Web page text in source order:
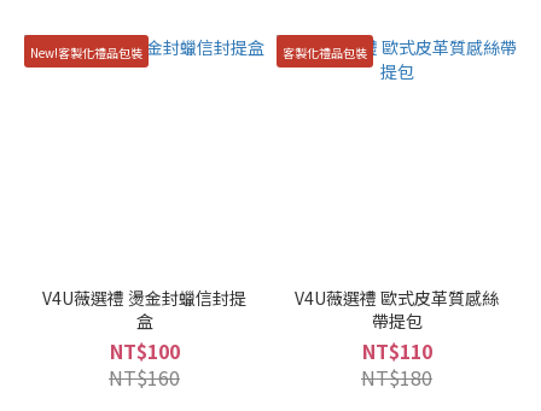
New!客製化禮品包裝
V4U薇選禮 燙金封蠟信封提
盒
NT$100
NT$160
客製化禮品包裝
V4U薇選禮 歐式皮革質感絲
帶提包
NT$110
NT$180